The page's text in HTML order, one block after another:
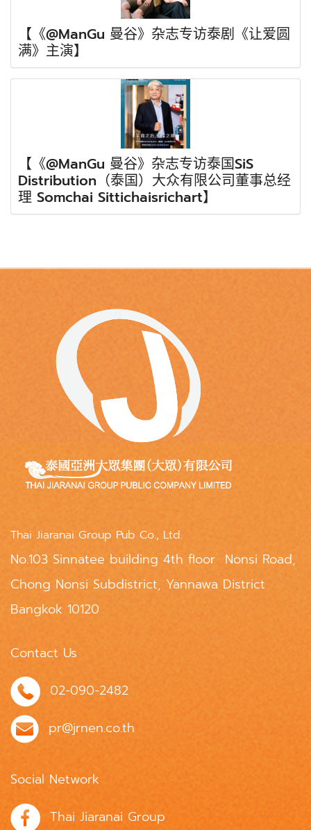
【《@ManGu 曼谷》杂志专访泰剧《让爱圆
满》主演】
【《@ManGu 曼谷》杂志专访泰国SiS
Distribution（泰国）大众有限公司董事总经
理 Somchai Sittichaisrichart】
Thai Jiaranai Group Pub Co., Ltd.
No.103 Sinnatee building 4th floor Nonsi Road,
Chong Nonsi Subdistrict, Yannawa District
Bangkok 10120
Contact Us
02-090-2482
pr@jrnen.co.th
Social Network
Thai Jiaranai Group